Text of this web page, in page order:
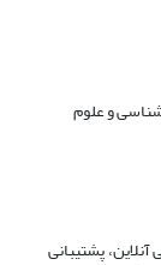
و علوم
پشتیبانی